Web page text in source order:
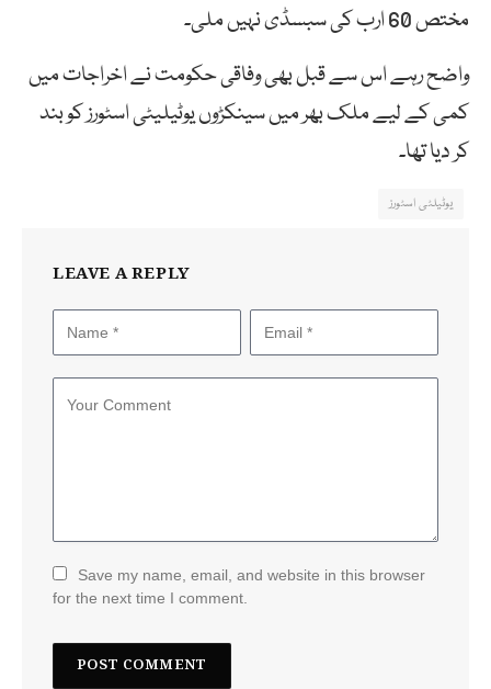
مختص 60 ارب کی سبسڈی نہیں ملی۔
واضح رہے اس سے قبل بھی وفاقی حکومت نے اخراجات میں
کمی کے لیے ملک بھر میں سینکڑوں یوٹیلیٹی اسٹورز کو بند
کر دیا تھا۔
یوٹیلٹی اسٹورز
LEAVE A REPLY
Save my name, email, and website in this browser
for the next time I comment.